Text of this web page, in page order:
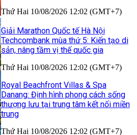
Thứ Hai 10/08/2026 12:02 (GMT+7)
Giải Marathon Quốc tế Hà Nội
Techcombank mùa thứ 5: Kiến tạo di
sản, nâng tầm vị thế quốc gia
Thứ Hai 10/08/2026 12:02 (GMT+7)
Royal Beachfront Villas & Spa
Danang: Định hình phong cách sống
thượng lưu tại trung tâm kết nối miền
trung
Thứ Hai 10/08/2026 12:02 (GMT+7)